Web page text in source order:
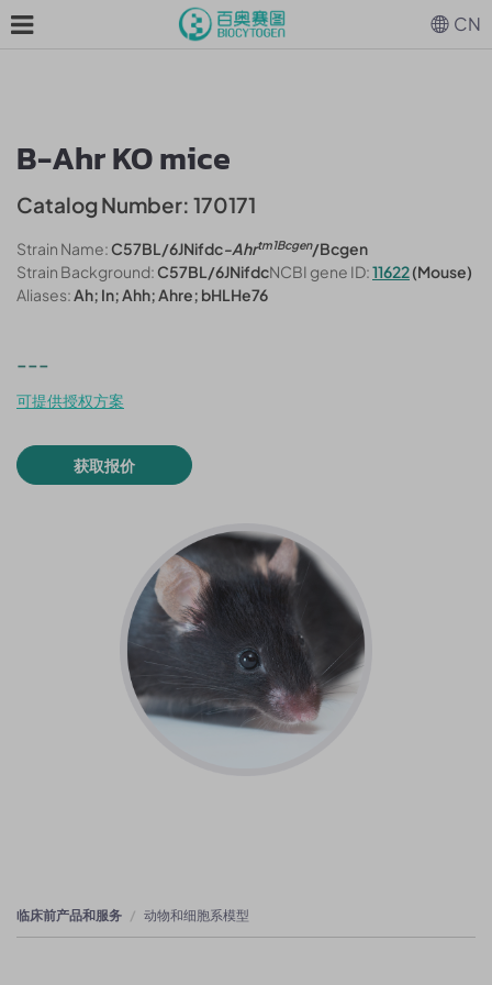
B-Ahr KO mice
Catalog Number: 170171
Strain Name:C57BL/6JNifdc-Ahrtm1Bcgen/Bcgen
Strain Background:C57BL/6JNifdcNCBI gene ID:11622(Mouse)
Aliases:Ah; In; Ahh; Ahre; bHLHe76
---
可提供授权方案
获取报价
临床前产品和服务 动物和细胞系模型
CN